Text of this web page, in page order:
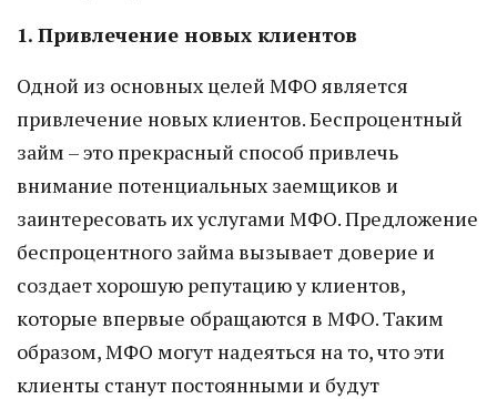
1. Привлечение новых клиентов
Одной из основных целей МФО является
привлечение новых клиентов. Беспроцентный
займ – это прекрасный способ привлечь
внимание потенциальных заемщиков и
заинтересовать их услугами МФО. Предложение
беспроцентного займа вызывает доверие и
создает хорошую репутацию у клиентов,
которые впервые обращаются в МФО. Таким
образом, МФО могут надеяться на то, что эти
клиенты станут постоянными и будут